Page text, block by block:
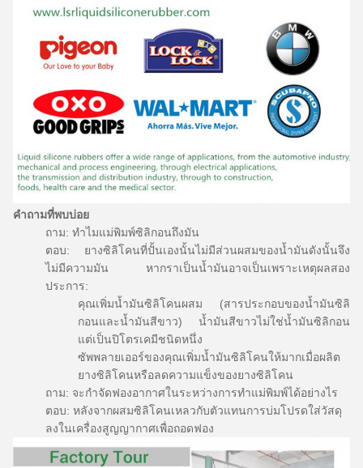
คำถามที่พบบ่อย
ถาม: ทำไมแม่พิมพ์ซิลิกอนถึงมัน
ตอบ: ยางซิลิโคนที่ปั้นเองนั้นไม่มีส่วนผสมของน้ำมันดังนั้นจึง
ไม่มีความมัน
หากราเป็นน้ำมันอาจเป็นเพราะเหตุผลสอง
ประการ:
คุณเพิ่มน้ำมันซิลิโคนผสม (สารประกอบของน้ำมันซิลิ
กอนและน้ำมันสีขาว)
น้ำมันสีขาวไม่ใช่น้ำมันซิลิกอน
แต่เป็นปิโตรเคมีชนิดหนึ่ง
ซัพพลายเออร์ของคุณเพิ่มน้ำมันซิลิโคนให้มากเมื่อผลิต
ยางซิลิโคนหรือลดความแข็งของยางซิลิโคน
ถาม: จะกำจัดฟองอากาศในระหว่างการทำแม่พิมพ์ได้อย่างไร
ตอบ: หลังจากผสมซิลิโคนเหลวกับตัวแทนการบ่มโปรดใส่วัสดุ
ลงในเครื่องสูญญากาศเพื่อถอดฟอง